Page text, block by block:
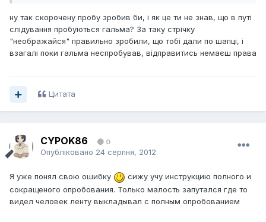
ну так скорочену пробу зробив би, i як це ти не знав, що в путi
слiдування пробуються гальма? За таку стрiчку
"неображайся" правильно зробили, що тобi дали по шапцi, i
взагалi поки гальма неспробував, вiдправитись немаєш права
Цитата
CYPOK86 0
Опубліковано 24 серпня, 2012
Я уже понял свою ошибку
сижу учу инструкцию полного и
сокращеного опробования. Только малость запутался где то
видел человек ленту выкладывал с полным опробованием